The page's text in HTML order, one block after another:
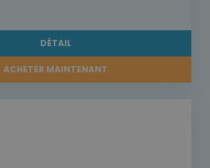
DÉTAIL
ACHETER MAINTENANT